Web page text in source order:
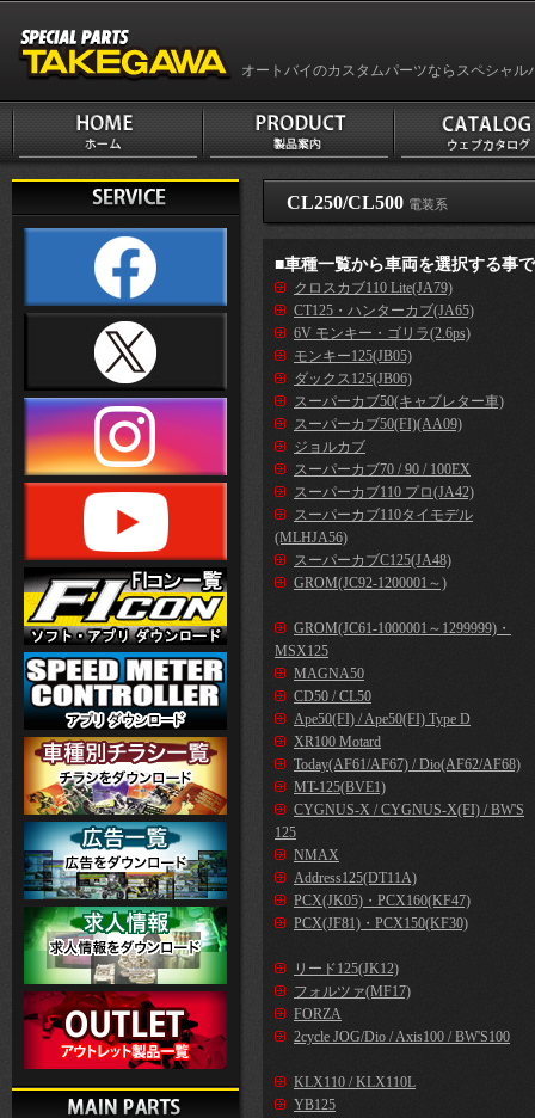
オートバイのカスタムパーツならスペシャル
CL250/CL500 電装系
■車種一覧から車両を選択する事
クロスカブ110 Lite(JA79)
CT125・ハンターカブ(JA65)
6V モンキー・ゴリラ(2.6ps)
モンキー125(JB05)
ダックス125(JB06)
スーパーカブ50(キャブレター車)
スーパーカブ50(FI)(AA09)
ジョルカブ
スーパーカブ70 / 90 / 100EX
スーパーカブ110 プロ(JA42)
スーパーカブ110タイモデル
(MLHJA56)
スーパーカブC125(JA48)
GROM(JC92-1200001～)
GROM(JC61-1000001～1299999)・
MSX125
MAGNA50
CD50 / CL50
Ape50(FI) / Ape50(FI) Type D
XR100 Motard
Today(AF61/AF67) / Dio(AF62/AF68)
MT-125(BVE1)
CYGNUS-X / CYGNUS-X(FI) / BW'S
125
NMAX
Address125(DT11A)
PCX(JK05)・PCX160(KF47)
PCX(JF81)・PCX150(KF30)
リード125(JK12)
フォルツァ(MF17)
FORZA
2cycle JOG/Dio / Axis100 / BW'S100
KLX110 / KLX110L
YB125